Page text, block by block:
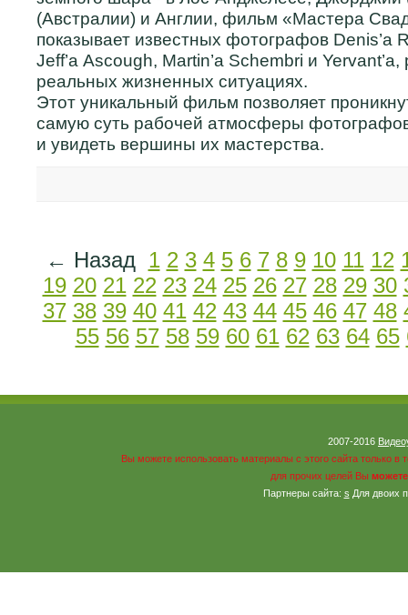
(Австралии) и Англии, фильм «Мастера
показывает известных фотографов Denis’а
Jeff’а Ascough, Martin’а Schembri и
реальных жизненных ситуациях.
Этот уникальный фильм позволяет
самую суть рабочей атмосферы
и увидеть вершины их мастерства.
← Назад 1 2 3 4 5 6 7 8 9 10 11 12
19 20 21 22 23 24 25 26 27 28 29 30
37 38 39 40 41 42 43 44 45 46 47 48
55 56 57 58 59 60 61 62 63 64 65
2007-2016
Вы можете использовать материалы с этого сайта только
для прочих целей Вы
Партнеры сайта: s Для двоих